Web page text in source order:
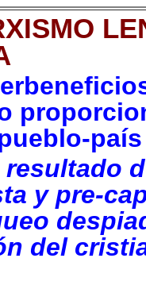
país
resultado
y pre-
del